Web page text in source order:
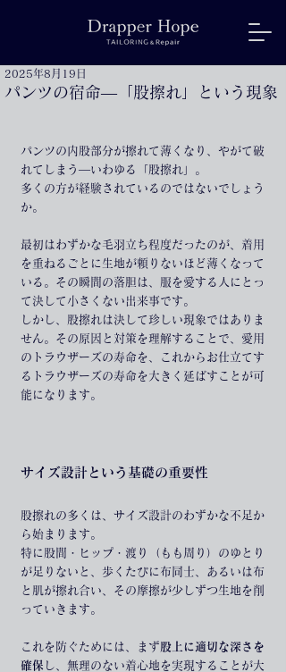
パンツの宿命—「股擦れ」という現象
2025年8月19日
パンツの内股部分が擦れて薄くなり、やがて破
れてしまう—いわゆる「股擦れ」。
多くの方が経験されているのではないでしょう
か。
最初はわずかな毛羽立ち程度だったのが、着用
を重ねるごとに生地が頼りないほど薄くなって
いる。その瞬間の落胆は、服を愛する人にとっ
て決して小さくない出来事です。
しかし、股擦れは決して珍しい現象ではありま
せん。その原因と対策を理解することで、愛用
のトラウザーズの寿命を、これからお仕立てす
るトラウザーズの寿命を大きく延ばすことが可
能になります。
サイズ設計という基礎の重要性
股擦れの多くは、サイズ設計のわずかな不足か
ら始まります。
特に股間・ヒップ・渡り（もも周り）のゆとり
が足りないと、歩くたびに布同士、あるいは布
と肌が擦れ合い、その摩擦が少しずつ生地を削
っていきます。
これを防ぐためには、まず股上に適切な深さを
確保 し、無理のない着心地を実現することが大